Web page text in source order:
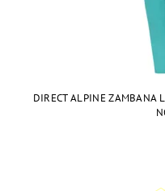
DIRECT ALPINE ZAMBANA